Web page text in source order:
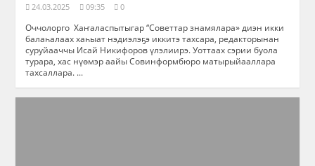
24.03.2025 09:35 0
Оччолорго Хаҥаласпытыгар “Советтар знамялара» диэн икки
балаһалаах хаһыат нэдиэлэҕэ иккитэ тахсара, редакторынан
суруйааччы Исай Никифоров үлэлиирэ. Уоттаах сэрии буола
турара, хас нүөмэр аайы Совинформбюро матырыйааллара
тахсаллара. ...